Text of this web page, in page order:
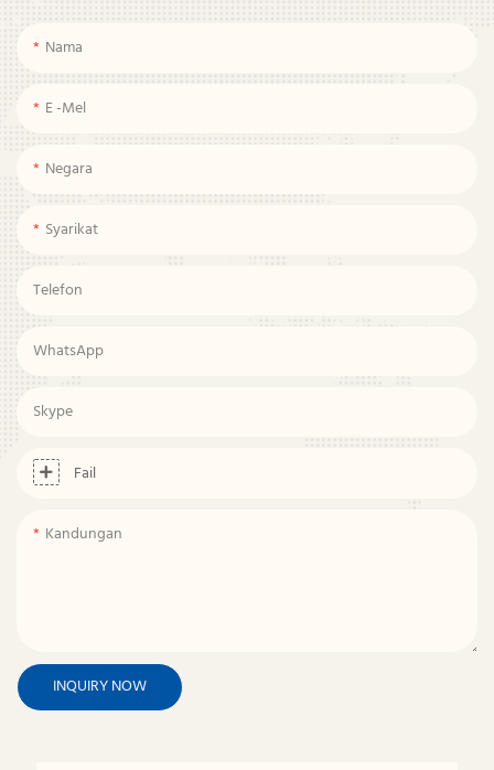
Nama
E -mel
Negara
Syarikat
Telefon
WhatsApp
Skype
Fail
Kandungan
INQUIRY NOW